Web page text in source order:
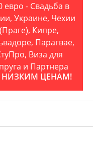
евро - Свадьба в
Украине, Чехии
(Праге), Кипре,
Парагвае,
Виза для
и Партнера
ЦЕНАМ!